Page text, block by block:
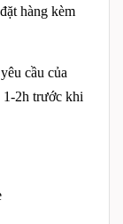
hàng kèm
cầu của
1-2h trước khi